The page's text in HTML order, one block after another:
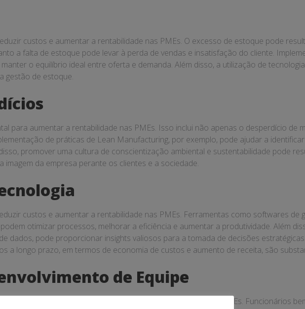
custos e aumentar a rentabilidade nas PMEs. O excesso de estoque pode
a falta de estoque pode levar à perda de vendas e insatisfação do cliente.
o equilíbrio ideal entre oferta e demanda. Além disso, a utilização de
gestão de estoque.
para aumentar a rentabilidade nas PMEs. Isso inclui não apenas o desperdício de
de práticas de Lean Manufacturing, por exemplo, pode ajudar a
promover uma cultura de conscientização ambiental e sustentabilidade pode
imagem da empresa perante os clientes e a sociedade.
custos e aumentar a rentabilidade nas PMEs. Ferramentas como softwares de
otimizar processos, melhorar a eficiência e aumentar a produtividade. Além
dados, pode proporcionar insights valiosos para a tomada de decisões
a longo prazo, em termos de economia de custos e aumento de receita, são
de Equipe
é crucial para aumentar a eficiência e a produtividade nas PMEs. Funcionários